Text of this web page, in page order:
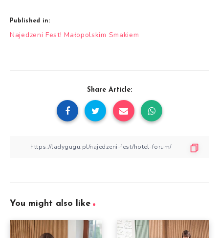
Published in:
Nawigacja
Najedzeni Fest! Małopolskim Smakiem
Share Article:
You might also like